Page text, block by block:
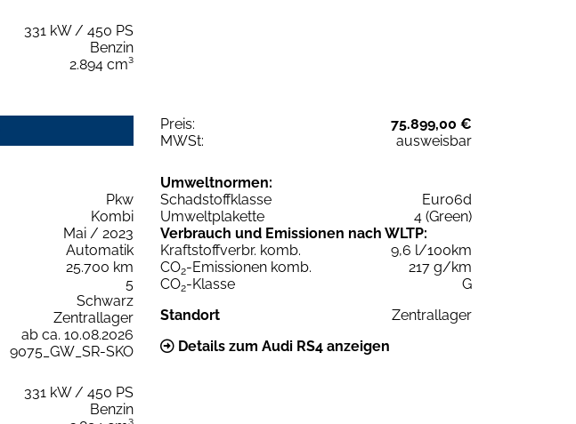
331 kW / 450 PS
Benzin
2.894 cm³
Preis:
75.899,00 €
MWSt:
ausweisbar
Pkw
Kombi
Mai / 2023
Automatik
25.700 km
5
Schwarz
Zentrallager
ab ca. 10.08.2026
9075_GW_SR-SKO
331 kW / 450 PS
Benzin
Umweltnormen:
Schadstoffklasse
Euro6d
Umweltplakette
4 (Green)
Verbrauch und Emissionen nach WLTP:
Kraftstoffverbr. komb.
9,6 l/100km
CO2-Emissionen komb.
217 g/km
CO2-Klasse
G
Standort
Zentrallager
Details zum Audi RS4 anzeigen